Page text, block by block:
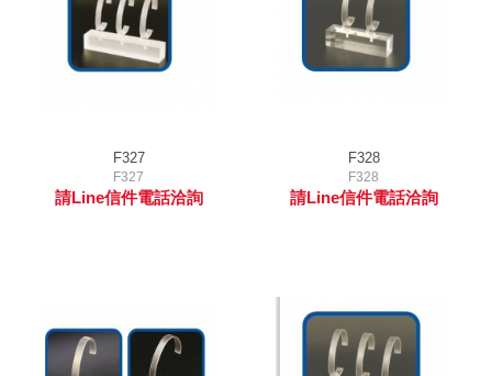
F327
F327
請Line信件電話洽詢
F328
F328
請Line信件電話洽詢